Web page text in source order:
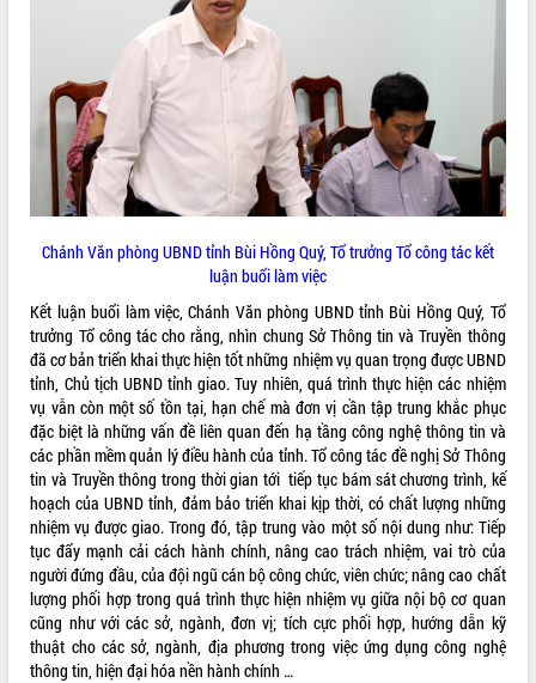
Chánh Văn phòng UBND tỉnh Bùi Hồng Quý, Tổ trưởng Tổ công tác kết
luận buổi làm việc
Kết luận buổi làm việc, Chánh Văn phòng UBND tỉnh Bùi Hồng Quý, Tổ
trưởng Tổ công tác cho rằng, nhìn chung Sở Thông tin và Truyền thông
đã cơ bản triển khai thực hiện tốt những nhiệm vụ quan trọng được UBND
tỉnh, Chủ tịch UBND tỉnh giao. Tuy nhiên, quá trình thực hiện các nhiệm
vụ vẫn còn một số tồn tại, hạn chế mà đơn vị cần tập trung khắc phục
đặc biệt là những vấn đề liên quan đến hạ tầng công nghệ thông tin và
các phần mềm quản lý điều hành của tỉnh. Tổ công tác đề nghị Sở Thông
tin và Truyền thông trong thời gian tới tiếp tục bám sát chương trình, kế
hoạch của UBND tỉnh, đảm bảo triển khai kịp thời, có chất lượng những
nhiệm vụ được giao. Trong đó, tập trung vào một số nội dung như: Tiếp
tục đẩy mạnh cải cách hành chính, nâng cao trách nhiệm, vai trò của
người đứng đầu, của đội ngũ cán bộ công chức, viên chức; nâng cao chất
lượng phối hợp trong quá trình thực hiện nhiệm vụ giữa nội bộ cơ quan
cũng như với các sở, ngành, đơn vị; tích cực phối hợp, hướng dẫn kỹ
thuật cho các sở, ngành, địa phương trong việc ứng dụng công nghệ
thông tin, hiện đại hóa nền hành chính …